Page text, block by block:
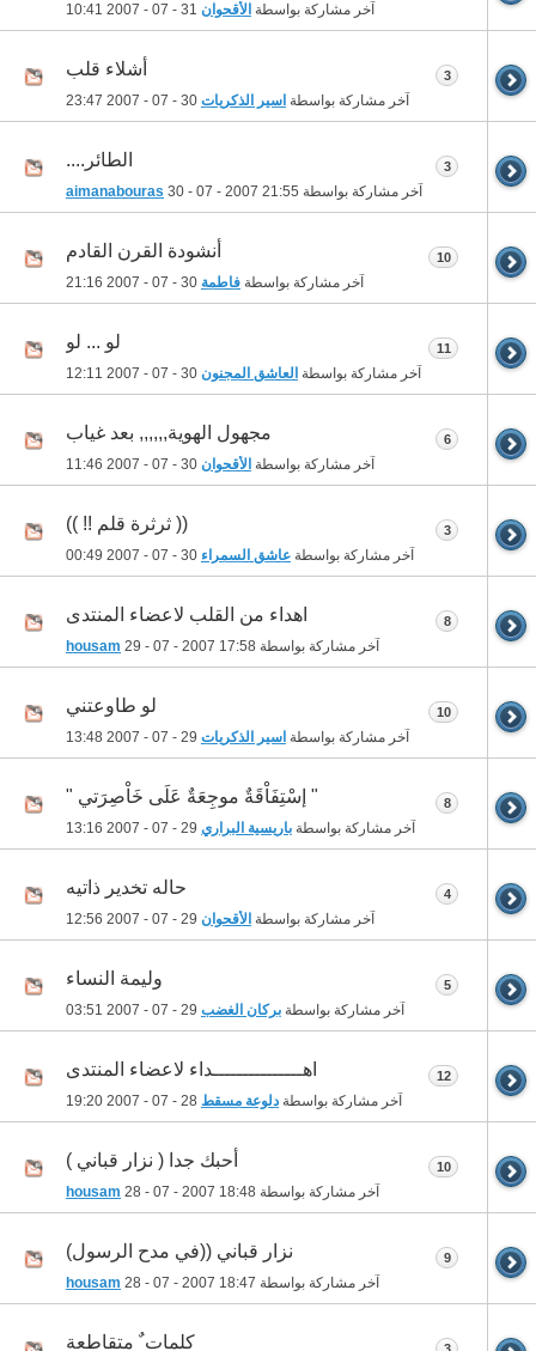
آخر مشاركة بواسطة الأقحوان 10:41
أشلاء قلب
آخر مشاركة بواسطة اسير الذكريات 23:47
3
الطائر....
آخر مشاركة بواسطة aimanabouras 30 - 07 - 2007 21:55
3
أنشودة القرن القادم
آخر مشاركة بواسطة فاطمة 21:16
10
لو ... لو
آخر مشاركة بواسطة العاشق المجنون 12:11
11
مجهول الهوية,,,,,, بعد غياب
آخر مشاركة بواسطة الأقحوان 11:46
6
(( ثرثرة قلم !! ))
آخر مشاركة بواسطة عاشق السمراء 00:49
3
اهداء من القلب لاعضاء المنتدى
آخر مشاركة بواسطة housam 29 - 07 - 2007 17:58
8
لو طاوعتني
آخر مشاركة بواسطة اسير الذكريات 13:48
10
" إسْتِفَاْقَةٌ موجِعَةٌ عَلَى خَاْصِرَتي "
آخر مشاركة بواسطة باريسية البراري 13:16
8
حاله تخدير ذاتيه
آخر مشاركة بواسطة الأقحوان 12:56
4
وليمة النساء
آخر مشاركة بواسطة بركان الغضب 03:51
5
اهـــــــــــــــداء لاعضاء المنتدى
آخر مشاركة بواسطةدلوعة مسقط 19:20
12
أحبك جدا ( نزار قباني )
آخر مشاركة بواسطة housam 28 - 07 - 2007 18:48
10
نزار قباني ((في مدح الرسول)
آخر مشاركة بواسطة housam 28 - 07 - 2007 18:47
9
كلمات ٌ متقاطعة